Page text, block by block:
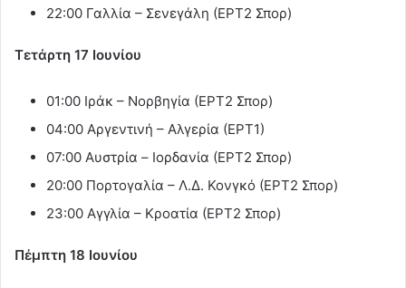
22:00 Γαλλία – Σενεγάλη (ΕΡΤ2 Σπορ)
Τετάρτη 17 Ιουνίου
01:00 Ιράκ – Νορβηγία (ΕΡΤ2 Σπορ)
04:00 Αργεντινή – Αλγερία (ΕΡΤ1)
07:00 Αυστρία – Ιορδανία (ΕΡΤ2 Σπορ)
20:00 Πορτογαλία – Λ.Δ. Κονγκό (ΕΡΤ2 Σπορ)
23:00 Αγγλία – Κροατία (ΕΡΤ2 Σπορ)
Πέμπτη 18 Ιουνίου